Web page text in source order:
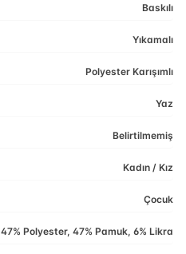
Baskılı
Yıkamalı
Polyester Karışımlı
Yaz
Belirtilmemiş
Kadın / Kız
Çocuk
47% Polyester, 47% Pamuk, 6% Likra